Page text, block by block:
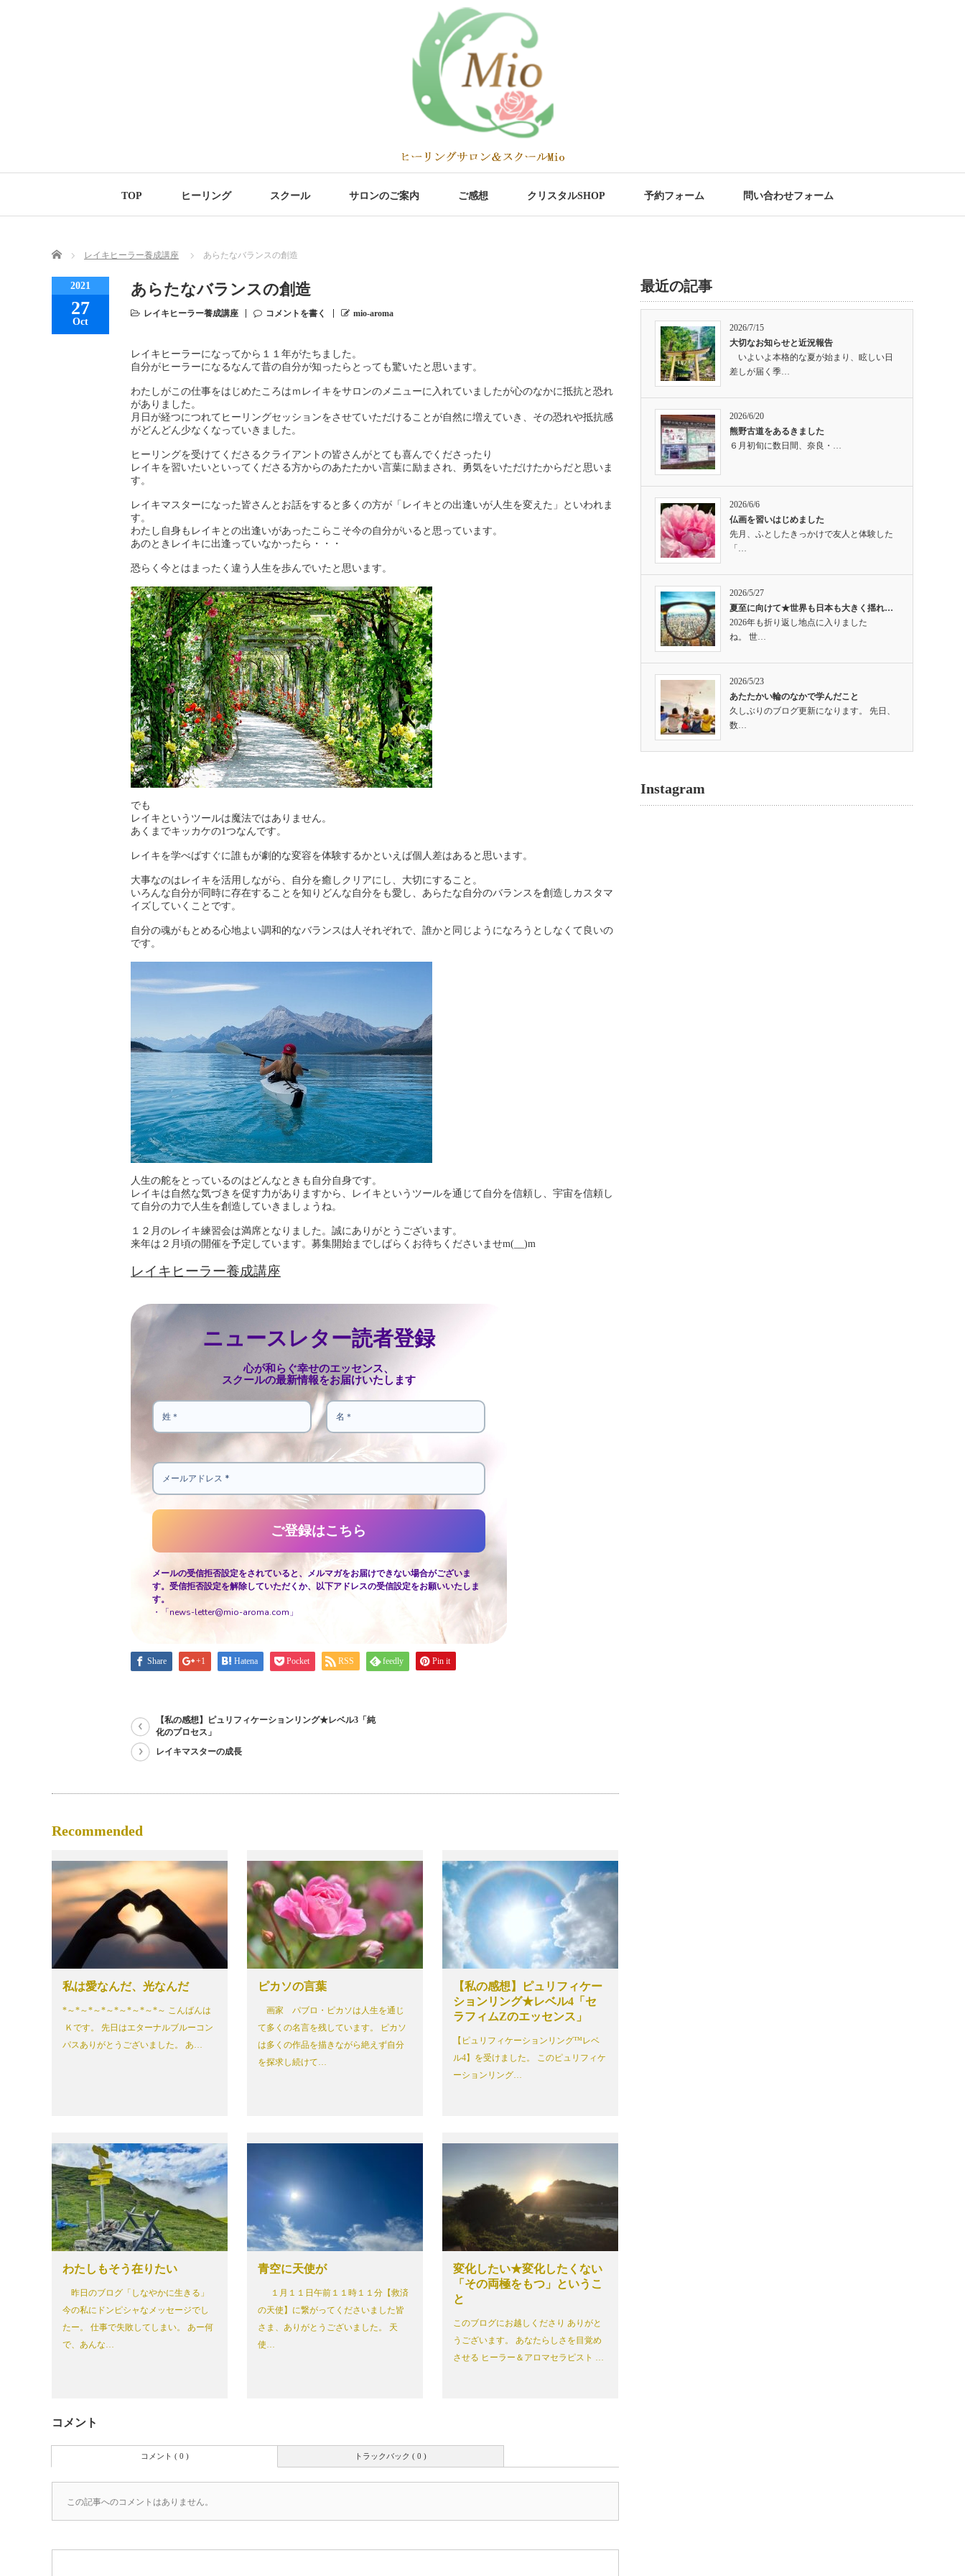
TOP ヒーリング スクール サロンのご案内 ご感想 クリスタルSHOP 予約フォーム 問い合わせフォーム
Home レイキヒーラー養成講座 あらたなバランスの創造
2021
27
Oct
あらたなバランスの創造
レイキヒーラー養成講座 コメントを書く mio-aroma
レイキヒーラーになってから１１年がたちました。
自分がヒーラーになるなんて昔の自分が知ったらとっても驚いたと思います。
わたしがこの仕事をはじめたころはｍレイキをサロンのメニューに入れていましたが心のなかに抵抗と恐れ
がありました。
月日が経つにつれてヒーリングセッションをさせていただけることが自然に増えていき、その恐れや抵抗感
がどんどん少なくなっていきました。
ヒーリングを受けてくださるクライアントの皆さんがとても喜んでくださったり
レイキを習いたいといってくださる方からのあたたかい言葉に励まされ、勇気をいただけたからだと思いま
す。
レイキマスターになった皆さんとお話をすると多くの方が「レイキとの出逢いが人生を変えた」といわれま
す。
わたし自身もレイキとの出逢いがあったこらこそ今の自分がいると思っています。
あのときレイキに出逢っていなかったら・・・
恐らく今とはまったく違う人生を歩んでいたと思います。
でも
レイキというツールは魔法ではありません。
あくまでキッカケの1つなんです。
レイキを学べばすぐに誰もが劇的な変容を体験するかといえば個人差はあると思います。
大事なのはレイキを活用しながら、自分を癒しクリアにし、大切にすること。
いろんな自分が同時に存在することを知りどんな自分をも愛し、あらたな自分のバランスを創造しカスタマ
イズしていくことです。
自分の魂がもとめる心地よい調和的なバランスは人それぞれで、誰かと同じようになろうとしなくて良いの
です。
人生の舵をとっているのはどんなときも自分自身です。
レイキは自然な気づきを促す力がありますから、レイキというツールを通じて自分を信頼し、宇宙を信頼し
て自分の力で人生を創造していきましょうね。
１２月のレイキ練習会は満席となりました。誠にありがとうございます。
来年は２月頃の開催を予定しています。募集開始までしばらくお待ちくださいませm(__)m
レイキヒーラー養成講座
ニュースレター読者登録
心が和らぐ幸せのエッセンス、
スクールの最新情報をお届けいたします
メールの受信拒否設定をされていると、メルマガをお届けできない場合がございま
す。受信拒否設定を解除していただくか、以下アドレスの受信設定をお願いいたしま
す。
・「news-letter@mio-aroma.com」
Share +1 Hatena Pocket RSS feedly Pin it
【私の感想】ピュリフィケーションリング★レベル3「純
化のプロセス」
レイキマスターの成長
Recommended
私は愛なんだ、光なんだ
*～*～*～*～*～*～*～*～ こんばんは
Ｋです。 先日はエターナルブルーコン
パスありがとうございました。 あ…
ピカソの言葉
画家 パブロ・ピカソは人生を通じ
て多くの名言を残しています。 ピカソ
は多くの作品を描きながら絶えず自分
を探求し続けて…
【私の感想】ピュリフィケー
ションリング★レベル4「セ
ラフィムZのエッセンス」
【ピュリフィケーションリング™レベ
ル4】を受けました。 このピュリフィケ
ーションリング…
わたしもそう在りたい
昨日のブログ「しなやかに生きる」
今の私にドンピシャなメッセージでし
たー。 仕事で失敗してしまい。 あー何
で、あんな…
青空に天使が
１月１１日午前１１時１１分【救済
の天使】に繋がってくださいました皆
さま、ありがとうございました。 天
使…
変化したい★変化したくない
「その両極をもつ」というこ
と
このブログにお越しくださり ありがと
うございます。 あなたらしさを目覚め
させる ヒーラー＆アロマセラピスト …
コメント
トラックバック ( 0 )
コメント ( 0 )
この記事へのコメントはありません。
最近の記事
2026/7/15
大切なお知らせと近況報告
いよいよ本格的な夏が始まり、眩しい日
差しが届く季…
2026/6/20
熊野古道をあるきました
６月初旬に数日間、奈良・…
2026/6/6
仏画を習いはじめました
先月、ふとしたきっかけで友人と体験した
「…
2026/5/27
夏至に向けて★世界も日本も大きく揺れ…
2026年も折り返し地点に入りました
ね。 世…
2026/5/23
あたたかい輪のなかで学んだこと
久しぶりのブログ更新になります。 先日、
数…
Instagram